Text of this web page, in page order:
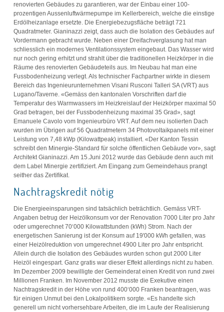
renovierten Gebäudes zu garantieren, war der Einbau einer 100-
prozentigen Aussenluftwärmepumpe im Kellerbereich, welche die einstige
Erdölheizanlage ersetzte. Die Energiebezugsfläche beträgt 721
Quadratmeter. Gianinazzi zeigt, dass auch die Isolation des Gebäudes auf
Vordermann gebracht wurde. Neben einer Dreifachverglasung hat man
schliesslich ein modernes Ventilationssystem eingebaut. Das Wasser wird
nur noch gering erhitzt und strahlt über die traditionellen Heizkörper in die
Räume des renovierten Gebäudeteils aus. Im Neubau hat man eine
Fussbodenheizung verlegt. Als technischer Fachpartner wirkte in diesem
Bereich das Ingenieurunternehmen Visani Rusconi Talleri SA (VRT) aus
Lugano/Taverne. «Gemäss den kantonalen Vorschriften darf die
Temperatur des Warmwassers im Heizkreislauf der Heizkörper maximal 50
Grad betragen, bei der Fussbodenheizung maximal 35 Grad», sagt
Emanuele Cavolo vom Ingenieurbüro VRT. Auf dem neu isolierten Dach
wurden im Übrigen auf 56 Quadratmetern 34 Photovoltaikpanels mit einer
Leistung von 7,48 kWp (Kilowattpeak) installiert. «Der Kanton Tessin
schreibt den Minergie-Standard für solche öffentlichen Gebäude vor», sagt
Architekt Gianinazzi. Am 15.Juni 2012 wurde das Gebäude denn auch mit
dem Label Minergie zertifiziert. Am Eingang zum Gemeindehaus prangt
seither das Zertifikat.
Nachtragskredit nötig
Die Energieeinsparungen sind tatsächlich beträchtlich. Gemäss VRT-
Angaben betrug der Heizölkonsum vor der Renovation 7000 Liter pro Jahr
oder umgerechnet 70‘000 Kilowattstunden (kWh) Strom. Nach der
energetischen Sanierung ist der Konsum auf 19'000 kWh gefallen, was
einer Heizölreduktion von umgerechnet 4900 Liter pro Jahr entspricht.
Allein durch die Isolation des Gebäudes wurden schon gut 2000 Liter
Heizöl eingespart. Ganz gratis war dieser Effekt allerdings nicht zu haben.
Im Dezember 2009 bewilligte der Gemeinderat einen Kredit von rund zwei
Millionen Franken. Im November 2012 musste die Exekutive einen
Nachtragskredit in der Höhe von rund 400‘000 Franken beantragen, was
für einigen Unmut bei den Lokalpolitikern sorgte. «Es handelte sich
generell um nicht vorhersehbare Arbeiten, die im Laufe der Realisierung